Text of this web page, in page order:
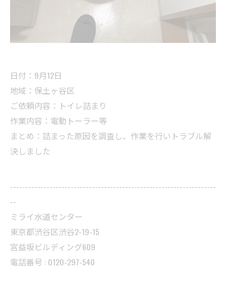
日付：9月12日
地域：保土ヶ谷区
ご依頼内容：トイレ詰まり
作業内容：電動トーラー等
まとめ：詰まった原因を調査し、作業を行いトラブル解
決しました
--------------------------------------------------------------------
--
ミライ水道センター
東京都渋谷区渋谷2-19-15
宮益坂ビルディング609
電話番号 : 0120-297-540